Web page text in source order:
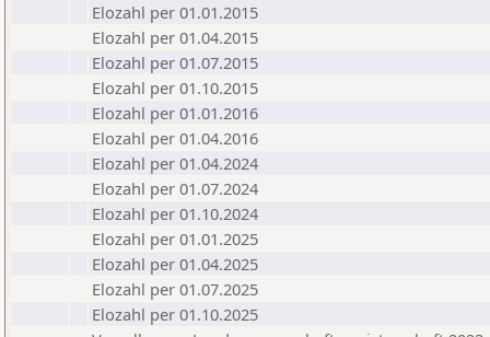
Elozahl per 01.01.2015
Elozahl per 01.04.2015
Elozahl per 01.07.2015
Elozahl per 01.10.2015
Elozahl per 01.01.2016
Elozahl per 01.04.2016
Elozahl per 01.04.2024
Elozahl per 01.07.2024
Elozahl per 01.10.2024
Elozahl per 01.01.2025
Elozahl per 01.04.2025
Elozahl per 01.07.2025
Elozahl per 01.10.2025